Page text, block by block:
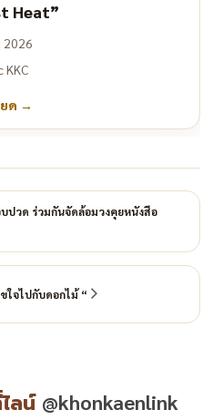
Heat”
2026
KKC
ด →
ปวด ร่วมกันจัดล้อมวงคุยหนังสือ
ใจไปกับดอกไม้ “
ลน์ @khonkaenlink